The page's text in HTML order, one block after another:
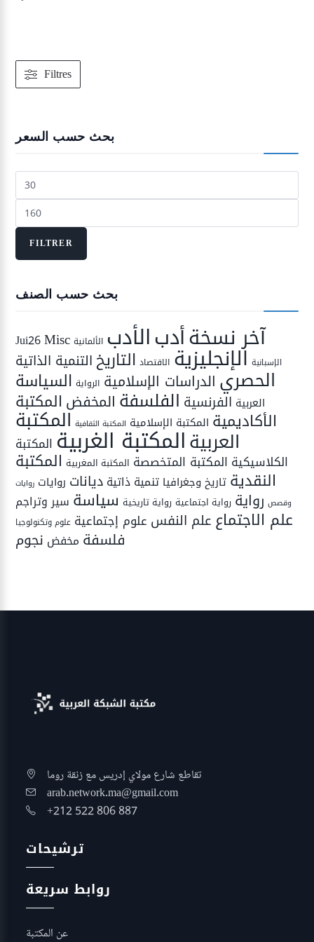
Filtres
بحث حسب السعر
Prix
min
Prix
max
FILTRER
بحث حسب الصنف
Jui26Misc آخر نسخةأدبالأدب الألمانية
الإسبانية الإنجليزية الاقتصاد التاريخ التنمية الذاتية
الحصري الدراسات الإسلامية الرواية السياسة
العربية الفرنسية الفلسفة المخفض المكتبة
الأكاديمية المكتبة الإسلامية المكتبة الثقافية المكتبة
العربيةالمكتبة الغربية المكتبة
الكلاسيكية المكتبة المتخصصة المكتبة المغربية المكتبة
النقدية تاريخ وجغرافيا تنمية ذاتية ديانات روايات روايات
وقصص رواية رواية اجتماعية رواية تاريخية سياسة سير وتراجم
علم الاجتماع علم النفس علوم إجتماعية علوم وتكنولوجيا
فلسفة مخفض نجوم
تقاطع شارع مولاي إدريس مع زنقة روما
arab.network.ma@gmail.com
+212 522 806 887
ترشيحات
روابط سريعة
عن المكتبة